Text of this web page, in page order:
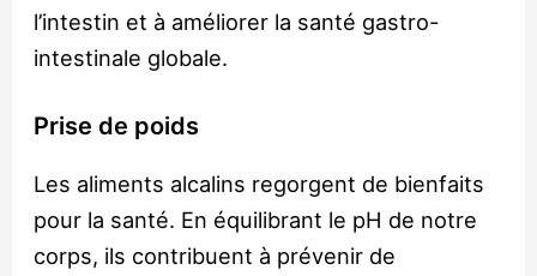
l’intestin et à améliorer la santé gastro-
intestinale globale.
Prise de poids
Les aliments alcalins regorgent de bienfaits
pour la santé. En équilibrant le pH de notre
corps, ils contribuent à prévenir de